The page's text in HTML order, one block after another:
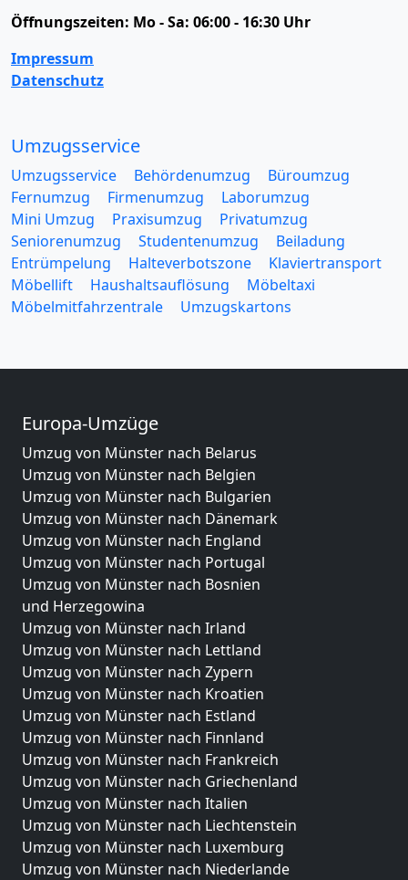
Öffnungszeiten: Mo - Sa: 06:00 - 16:30 Uhr
Impressum
Datenschutz
Umzugsservice
Umzugsservice Behördenumzug
Büroumzug
Fernumzug
Firmenumzug
Laborumzug
Mini Umzug
Praxisumzug
Privatumzug
Seniorenumzug
Studentenumzug
Beiladung
Entrümpelung
Halteverbotszone
Klaviertransport
Möbellift
Haushaltsauflösung
Möbeltaxi
Möbelmitfahrzentrale
Umzugskartons
Europa-Umzüge
Umzug von Münster nach Belarus
Umzug von Münster nach Belgien
Umzug von Münster nach Bulgarien
Umzug von Münster nach Dänemark
Umzug von Münster nach England
Umzug von Münster nach Portugal
Umzug von Münster nach Bosnien
und Herzegowina
Umzug von Münster nach Irland
Umzug von Münster nach Lettland
Umzug von Münster nach Zypern
Umzug von Münster nach Kroatien
Umzug von Münster nach Estland
Umzug von Münster nach Finnland
Umzug von Münster nach Frankreich
Umzug von Münster nach Griechenland
Umzug von Münster nach Italien
Umzug von Münster nach Liechtenstein
Umzug von Münster nach Luxemburg
Umzug von Münster nach Niederlande